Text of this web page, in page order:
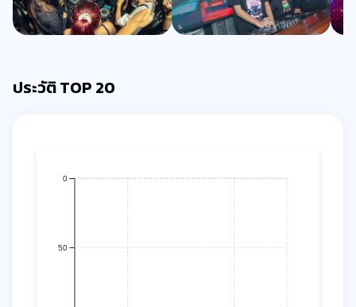
ประวัติ TOP 20
50
0